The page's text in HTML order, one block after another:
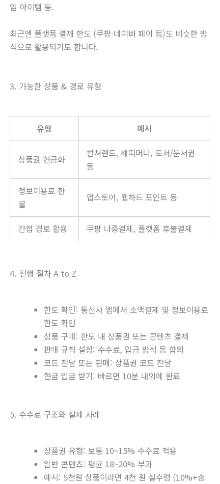
임 아이템 등.
최근엔 플랫폼 결제 한도 (쿠팡·네이버 페이 등)도 비슷한 방
식으로 활용되기도 합니다.
3. 가능한 상품 & 경로 유형
유형 예시
상품권 현금화
컬쳐랜드, 해피머니, 도서/문서권
등
정보이용료 환
불
앱스토어, 웹하드 포인트 등
간접 경로 활용 쿠팡 나중결제, 플랫폼 후불결제
4. 진행 절차 A to Z
한도 확인: 통신사 앱에서 소액결제 및 정보이용료
한도 확인
상품 구매: 한도 내 상품권 또는 콘텐츠 결제
판매 규칙 설정: 수수료, 입금 방식 등 합의
코드 전달 또는 판매: 상품권 코드 전달
현금 입금 받기: 빠르면 10분 내외에 완료
5. 수수료 구조와 실제 사례
상품권 유형: 보통 10~15% 수수료 적용
일반 콘텐츠: 평균 18~20% 부과
예시: 5천원 상품이라면 4천 원 실수령 (10%+송